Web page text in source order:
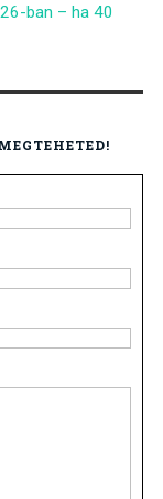
ban – ha 40